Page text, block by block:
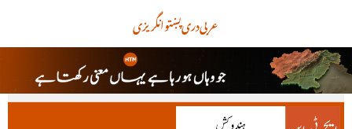
انگریزیپښتودریعربی